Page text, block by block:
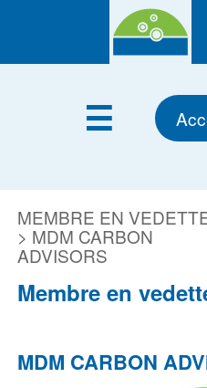
MEMBRE EN
> MDM CARBON
ADVISORS
Membre en
MDM CARBON